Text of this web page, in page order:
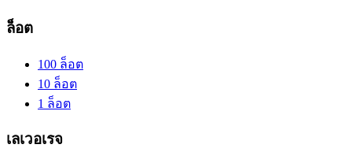
ล็อต
100 ล็อต
10 ล็อต
1 ล็อต
เลเวอเรจ